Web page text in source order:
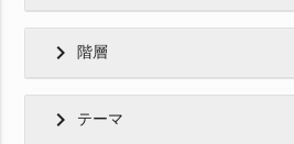
chevron_right 階層
chevron_right テーマ